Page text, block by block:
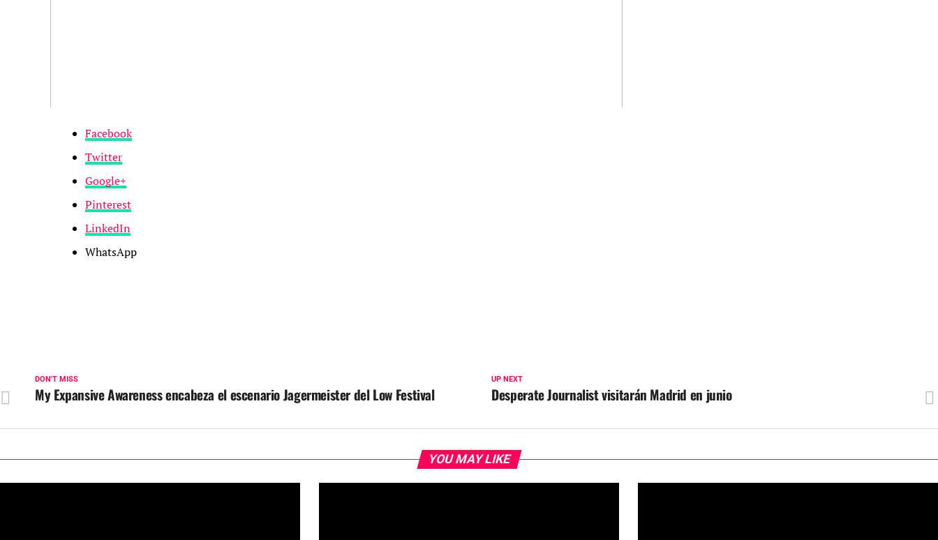
Facebook
Twitter
Google+
Pinterest
LinkedIn
WhatsApp
UP NEXT
Desperate Journalist visitarán Madrid en junio
DON'T MISS
My Expansive Awareness encabeza el escenario Jagermeister del Low Festival
YOU MAY LIKE